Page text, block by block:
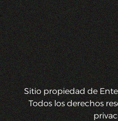
Sitio propiedad de
Todos los derechos